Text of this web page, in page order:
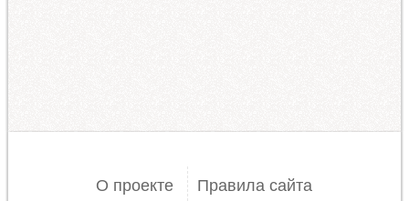
О проекте Правила сайта